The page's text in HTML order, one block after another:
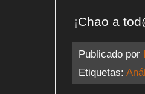
¡Chao a
Publicado por
Etiquetas: